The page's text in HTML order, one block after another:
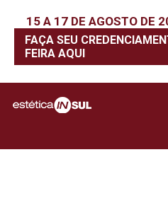
15 A 17 DE AGOSTO DE
FAÇA SEU
FEIRA AQUI